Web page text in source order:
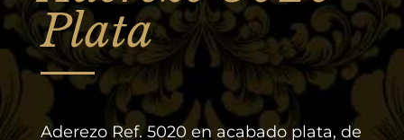
Plata
Aderezo Ref. 5020 en acabado plata, de